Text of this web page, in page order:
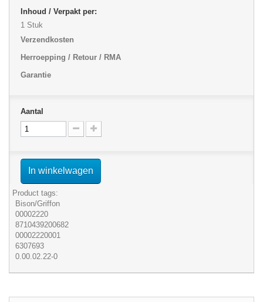
Inhoud / Verpakt per:
1 Stuk
Verzendkosten
Herroepping / Retour / RMA
Garantie
Aantal
In winkelwagen
Product tags:
Bison/Griffon
00002220
8710439200682
00002220001
6307693
0.00.02.22-0